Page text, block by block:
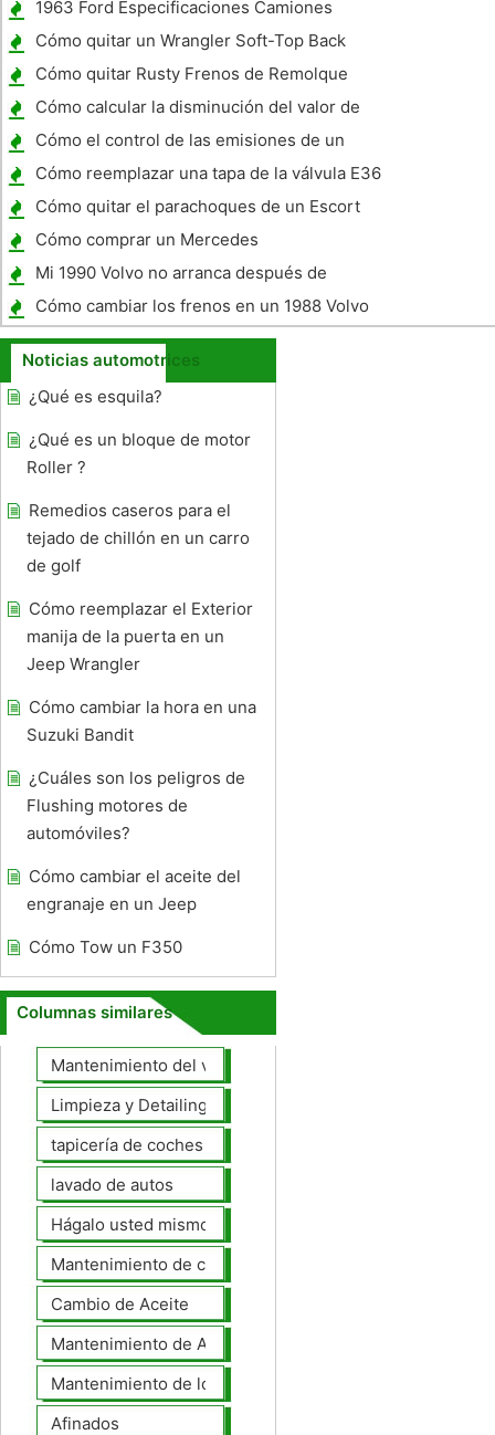
1963 Ford Especificaciones Camiones
Cómo quitar un Wrangler Soft-Top Back
Window Jeep
Cómo quitar Rusty Frenos de Remolque
Drums
Cómo calcular la disminución del valor de
un Motor Home
Cómo el control de las emisiones de un
carburador funciona
Cómo reemplazar una tapa de la válvula E36
Junta
Cómo quitar el parachoques de un Escort
Cómo comprar un Mercedes
Mi 1990 Volvo no arranca después de
apagarlo
Cómo cambiar los frenos en un 1988 Volvo
240 DL
Noticias automotrices
¿Qué es esquila?
¿Qué es un bloque de motor
Roller ?
Remedios caseros para el
tejado de chillón en un carro
de golf
Cómo reemplazar el Exterior
manija de la puerta en un
Jeep Wrangler
Cómo cambiar la hora en una
Suzuki Bandit
¿Cuáles son los peligros de
Flushing motores de
automóviles?
Cómo cambiar el aceite del
engranaje en un Jeep
Cómo Tow un F350
Columnas similares
Mantenimiento del vehículo
Limpieza y Detailing
tapicería de coches
lavado de autos
Hágalo usted mismo Mantenimiento de Automotores
Mantenimiento de coches General
Cambio de Aceite
Mantenimiento de Automotores Profesional
Mantenimiento de los neumáticos
Afinados